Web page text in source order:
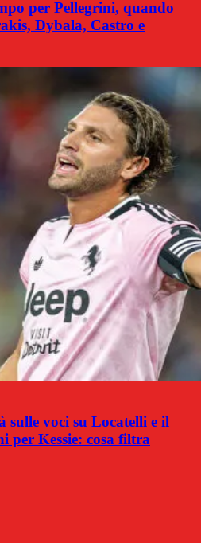
per Pellegrini, quando
Dybala, Castro e
sulle voci su Locatelli e il
per Kessie: cosa filtra